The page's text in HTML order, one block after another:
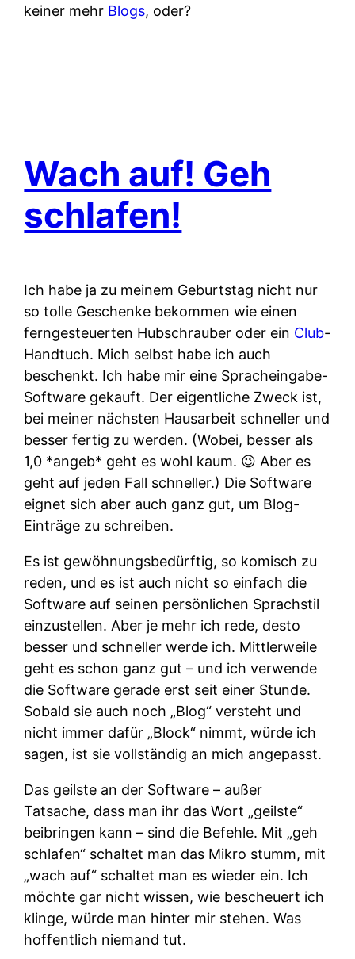
keiner mehr Blogs, oder?
Wach auf! Geh
schlafen!
Ich habe ja zu meinem Geburtstag nicht nur
so tolle Geschenke bekommen wie einen
ferngesteuerten Hubschrauber oder ein Club-
Handtuch. Mich selbst habe ich auch
beschenkt. Ich habe mir eine Spracheingabe-
Software gekauft. Der eigentliche Zweck ist,
bei meiner nächsten Hausarbeit schneller und
besser fertig zu werden. (Wobei, besser als
1,0 *angeb* geht es wohl kaum. 😉 Aber es
geht auf jeden Fall schneller.) Die Software
eignet sich aber auch ganz gut, um Blog-
Einträge zu schreiben.
Es ist gewöhnungsbedürftig, so komisch zu
reden, und es ist auch nicht so einfach die
Software auf seinen persönlichen Sprachstil
einzustellen. Aber je mehr ich rede, desto
besser und schneller werde ich. Mittlerweile
geht es schon ganz gut – und ich verwende
die Software gerade erst seit einer Stunde.
Sobald sie auch noch „Blog“ versteht und
nicht immer dafür „Block“ nimmt, würde ich
sagen, ist sie vollständig an mich angepasst.
Das geilste an der Software – außer
Tatsache, dass man ihr das Wort „geilste“
beibringen kann – sind die Befehle. Mit „geh
schlafen“ schaltet man das Mikro stumm, mit
„wach auf“ schaltet man es wieder ein. Ich
möchte gar nicht wissen, wie bescheuert ich
klinge, würde man hinter mir stehen. Was
hoffentlich niemand tut.